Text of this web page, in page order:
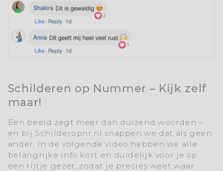
Schilderen op Nummer – Kijk zelf
maar!
Een beeld zegt meer dan duizend woorden –
en bij Schilderopnr.nl snappen we dat als geen
ander. In de volgende video hebben we alle
belangrijke info kort en duidelijk voor je op
een rijtje gezet, zodat je precies weet waar